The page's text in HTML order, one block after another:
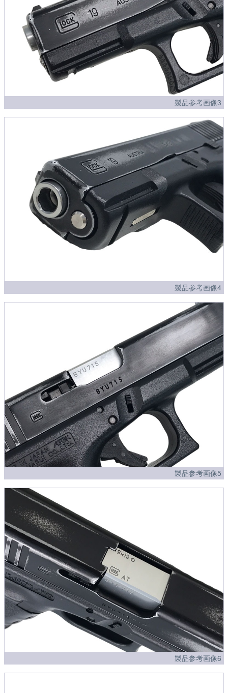
製品参考画像3
製品参考画像4
製品参考画像5
製品参考画像6